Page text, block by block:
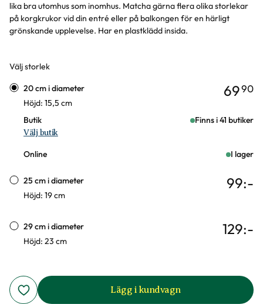
lika bra utomhus som inomhus. Matcha gärna flera olika storlekar
på korgkrukor vid din entré eller på balkongen för en härligt
grönskande upplevelse. Har en plastklädd insida.
Välj storlek
Varianter
20 cm i diameter
Höjd: 15,5 cm
6990
Butik Finns i 41 butiker
Välj butik
Online I lager
25 cm i diameter
Höjd: 19 cm
99:-
29 cm i diameter
Höjd: 23 cm
129:-
Lägg i kundvagn